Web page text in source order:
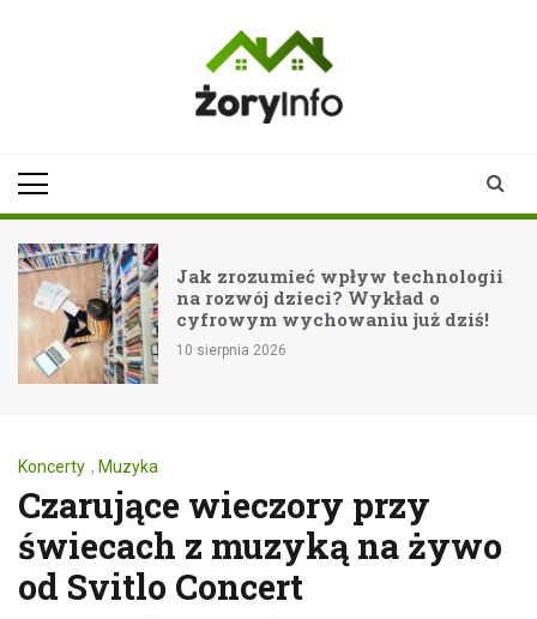
technologii
o
już dziś!
Festiwal SARI: Rytmy
w sercu Żor!
Koncerty , Muzyka
Czarujące wieczory przy
świecach z muzyką na żywo
od Svitlo Concert